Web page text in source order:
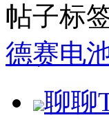
帖子标
德赛电
聊聊